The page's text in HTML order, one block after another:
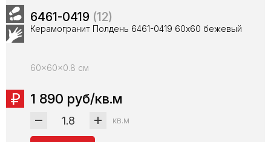
6461-0419 (12)
Керамогранит Полдень 6461-0419 60х60 бежевый
60x60x0.8 см
1 890 руб/кв.м
кв.м